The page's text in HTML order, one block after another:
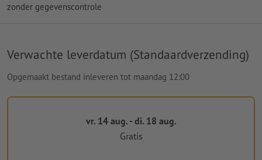
zonder gegevenscontrole
Verwachte leverdatum (Standaardverzending)
Opgemaakt bestand inleveren tot maandag 12:00
vr. 14 aug. - di. 18 aug.
Gratis